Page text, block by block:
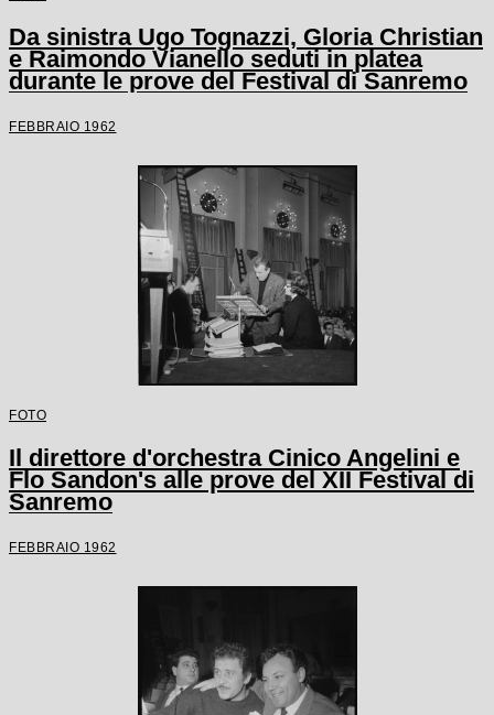
Da sinistra Ugo Tognazzi, Gloria Christian
e Raimondo Vianello seduti in platea
durante le prove del Festival di Sanremo
FEBBRAIO 1962
FOTO
Il direttore d'orchestra Cinico Angelini e
Flo Sandon's alle prove del XII Festival di
Sanremo
FEBBRAIO 1962